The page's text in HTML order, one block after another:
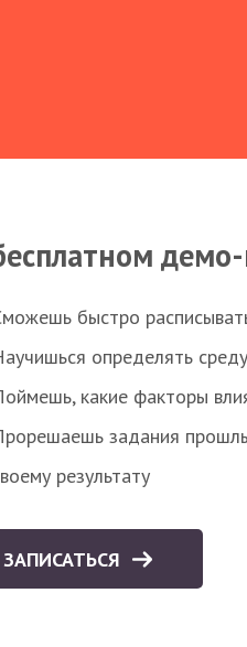
быстро
определять
какие факторы
задания
результату
ЗАПИСАТЬСЯ